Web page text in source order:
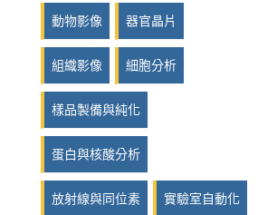
動物影像 器官晶片
組織影像 細胞分析
樣品製備與純化
蛋白與核酸分析
放射線與同位素 實驗室自動化